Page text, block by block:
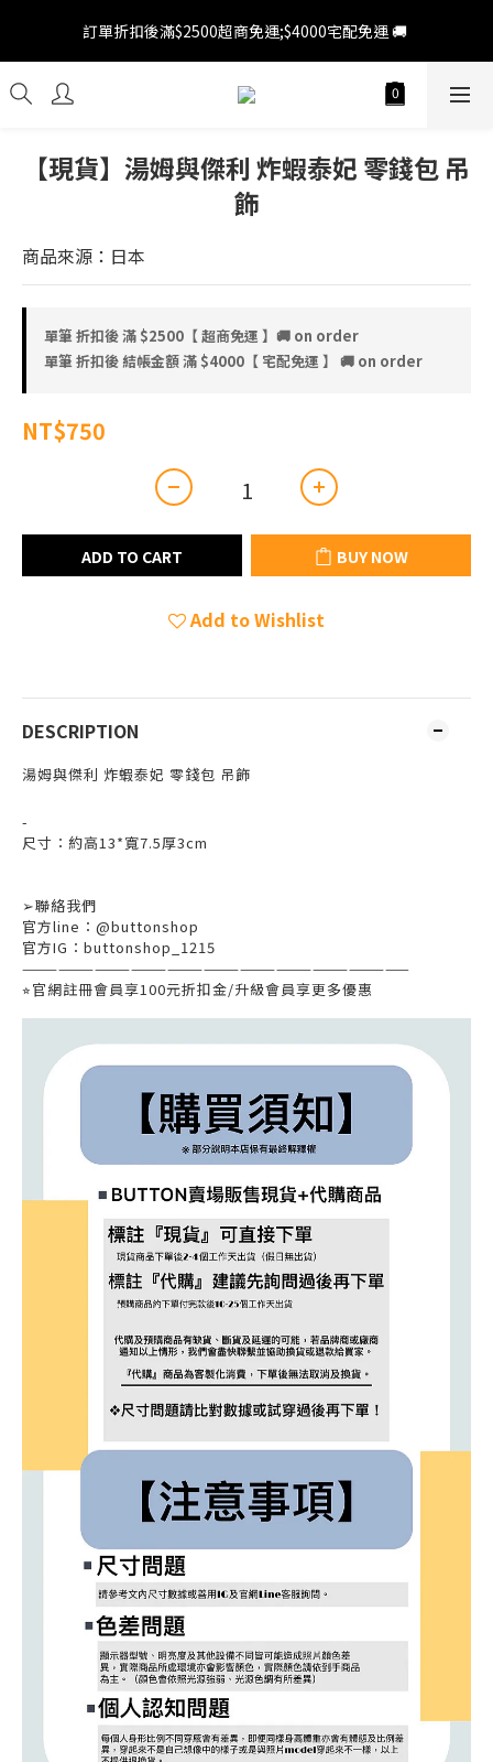
訂單折扣後滿$2500超商免運;$4000宅配免運 🚚
訂單折扣後滿$2500超商免運;$4000宅配免運 🚚
新會員 領百元折扣券 💵 會員登陸後 > 上方人像圖示我的帳號 > 優
惠券 > 前往領券中心領券 ( 滿千即可使用 )
訂單折扣後滿$2500超商免運;$4000宅配免運 🚚
【現貨】湯姆與傑利 炸蝦泰妃 零錢包 吊
飾
商品來源：日本
單筆 折扣後 滿 $2500【 超商免運 】🚚 on order
單筆 折扣後 結帳金額 滿 $4000【 宅配免運 】 🚚 on order
NT$750
ADD TO CART BUY NOW
Add to Wishlist
DESCRIPTION
湯姆與傑利 炸蝦泰妃 零錢包 吊飾
-
尺寸：約高13*寬7.5厚3cm
➢聯絡我們
官方line ： @buttonshop
官方IG ： buttonshop_1215
————————————————————————————————
⭐︎官網註冊會員享100元折扣金/升級會員享更多優惠